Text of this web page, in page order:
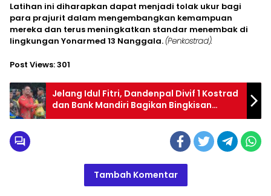
Latihan ini diharapkan dapat menjadi tolak ukur bagi
para prajurit dalam mengembangkan kemampuan
mereka dan terus meningkatkan standar menembak di
lingkungan Yonarmed 13 Nanggala.(Penkostrad).
Post Views:301
Jelang Idul Fitri, Dandenpal Divif 1 Kostrad
dan Bank Mandiri Bagikan Bingkisan
Lebaran
Tambah Komentar